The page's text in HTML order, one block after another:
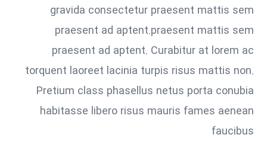
gravida consectetur praesent mattis sem
praesent ad aptent.praesent mattis sem
praesent ad aptent. Curabitur at lorem ac
torquent laoreet lacinia turpis risus mattis non.
Pretium class phasellus netus porta conubia
habitasse libero risus mauris fames aenean
faucibus